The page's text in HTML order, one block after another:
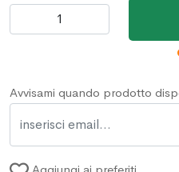
Avvisami quando prodotto